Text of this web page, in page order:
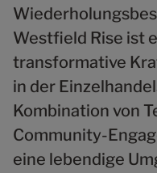
Westfield Rise ist
transformative
in der
Kombination von
Community-
eine lebendige